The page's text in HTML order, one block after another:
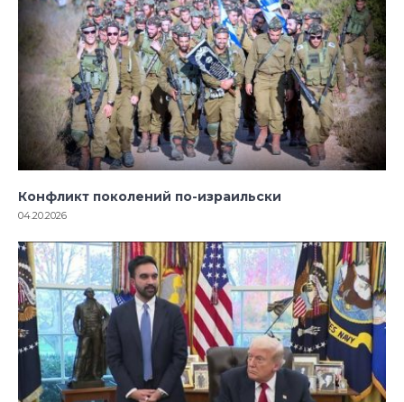
Конфликт поколений по-израильски
04.20.2026